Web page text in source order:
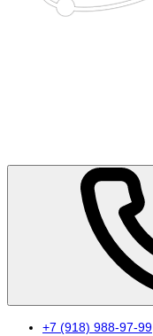
+7 (918) 988-97-99